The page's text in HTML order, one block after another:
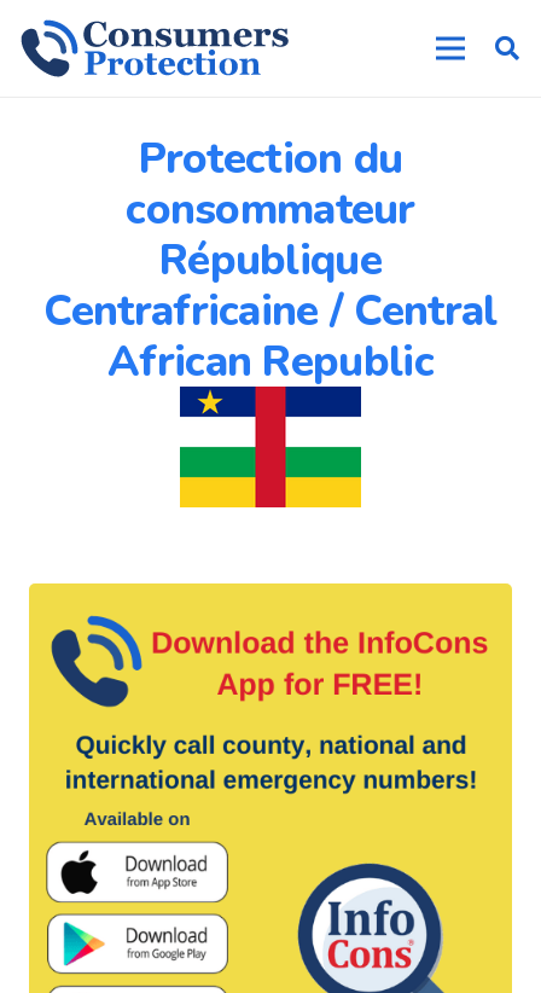
Protection du
consommateur
République
Centrafricaine / Central
African Republic